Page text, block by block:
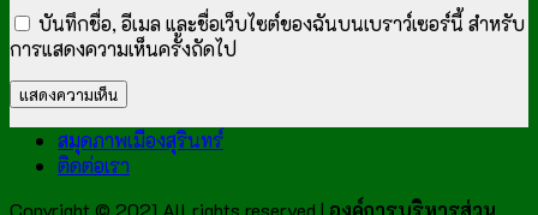
บันทึกชื่อ, อีเมล และชื่อเว็บไซต์ของฉันบนเบราว์เซอร์นี้ สำหรับ
การแสดงความเห็นครั้งถัดไป
สมุดภาพเมืองสุรินทร์
ติดต่อเรา
Copyright © 2021 All rights reserved | องค์การบริหารส่วน